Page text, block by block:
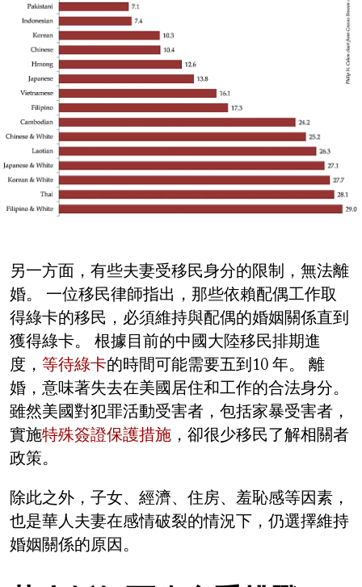
另一方面，有些夫妻受移民身分的限制，無法離
婚。 一位移民律師指出，那些依賴配偶工作取
得綠卡的移民，必須維持與配偶的婚姻關係直到
獲得綠卡。 根據目前的中國大陸移民排期進
度， 等待綠卡的時間可能需要五到10 年。 離
婚，意味著失去在美國居住和工作的合法身分。
雖然美國對犯罪活動受害者，包括家暴受害者，
實施特殊簽證保護措施 ，卻很少移民了解相關者
政策。
除此之外，子女、經濟、住房、羞恥感等因素，
也是華人夫妻在感情破裂的情況下，仍選擇維持
婚姻關係的原因。